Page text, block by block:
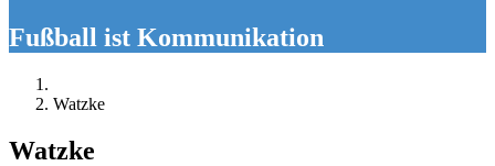
Fußball ist Kommunikation
Watzke
Watzke